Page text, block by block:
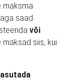
maksma
saad
või
maksad siis, kui